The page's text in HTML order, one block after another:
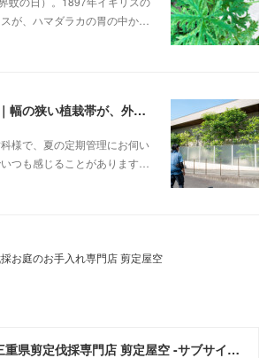
が、ハマダラカの胃の中か…
鈴鹿市 小林歯科様｜幅の狭い植栽帯が、外から見ると緑の壁になる
様で、夏の定期管理にお伺い
つも感じることがあります…
お庭のお手入れ専門店 剪定屋空
三重県剪定伐採専門店 剪定屋空 -サブサイト-